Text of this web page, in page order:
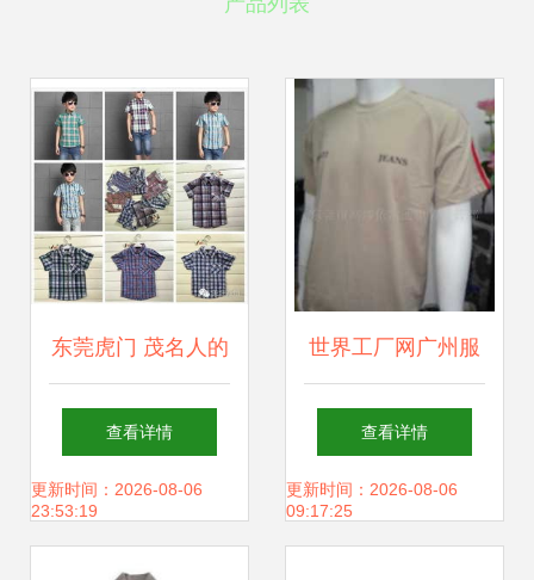
东莞虎门 茂名人的
服装尾货批发地摊
江湖
查看详情
更新时间：2026-08-06
23:53:19
世界工厂网广州服
装批发 T恤、牛仔
与韩版服装的采购
查看详情
更新时间：2026-08-06
09:17:25